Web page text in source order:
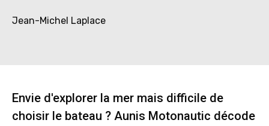
Jean-Michel Laplace
Envie d'explorer la mer mais difficile de
choisir le bateau ? Aunis Motonautic décode